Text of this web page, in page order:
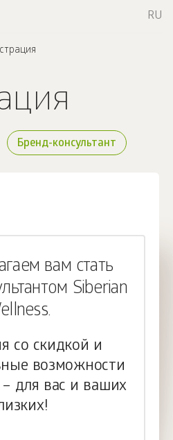
RU
Бренд-консультант
вам стать
Siberian
со скидкой и
возможности
для вас и ваших